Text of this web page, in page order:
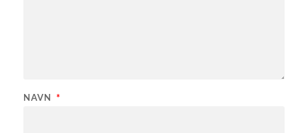
NAVN *